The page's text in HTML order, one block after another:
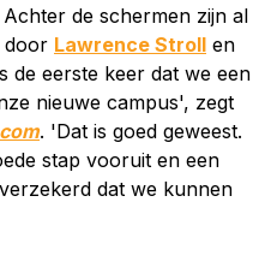
de schermen zijn al
door Lawrence Stroll en
de eerste keer dat we een
nieuwe campus', zegt
. 'Dat is goed geweest.
stap vooruit en een
dat we kunnen